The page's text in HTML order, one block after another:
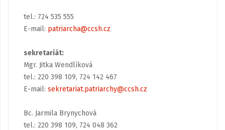
tel.: 724 535 555
E-mail: patriarcha@ccsh.cz
sekretariát:
Mgr. Jitka Wendlíková
tel.: 220 398 109, 724 142 467
E-mail: sekretariat.patriarchy@ccsh.cz
Bc. Jarmila Brynychová
tel.: 220 398 109, 724 048 362